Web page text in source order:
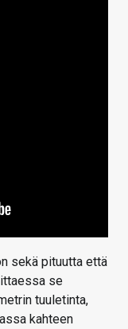
sekä pituutta että
se
tuuletinta,
kahteen